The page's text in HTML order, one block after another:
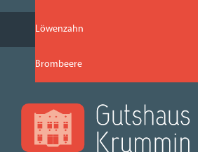
Löwenzahn
Brombeere